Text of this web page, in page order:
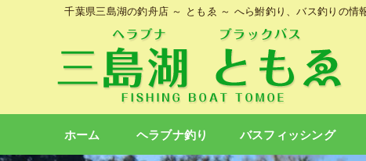
千葉県三島湖の釣舟店 ～ ともゑ ～ へら鮒釣り、バス釣りの情
ホーム ヘラブナ釣り バスフィッシング